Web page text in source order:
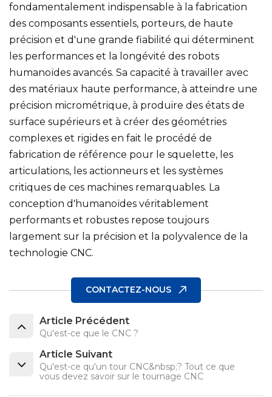
fondamentalement indispensable à la fabrication
des composants essentiels, porteurs, de haute
précision et d'une grande fiabilité qui déterminent
les performances et la longévité des robots
humanoïdes avancés. Sa capacité à travailler avec
des matériaux haute performance, à atteindre une
précision micrométrique, à produire des états de
surface supérieurs et à créer des géométries
complexes et rigides en fait le procédé de
fabrication de référence pour le squelette, les
articulations, les actionneurs et les systèmes
critiques de ces machines remarquables. La
conception d'humanoïdes véritablement
performants et robustes repose toujours
largement sur la précision et la polyvalence de la
technologie CNC.
CONTACTEZ-NOUS
Article Précédent
Qu'est-ce que le CNC ?
Article Suivant
Qu'est-ce qu'un tour CNC&nbsp;? Tout ce que
vous devez savoir sur le tournage CNC